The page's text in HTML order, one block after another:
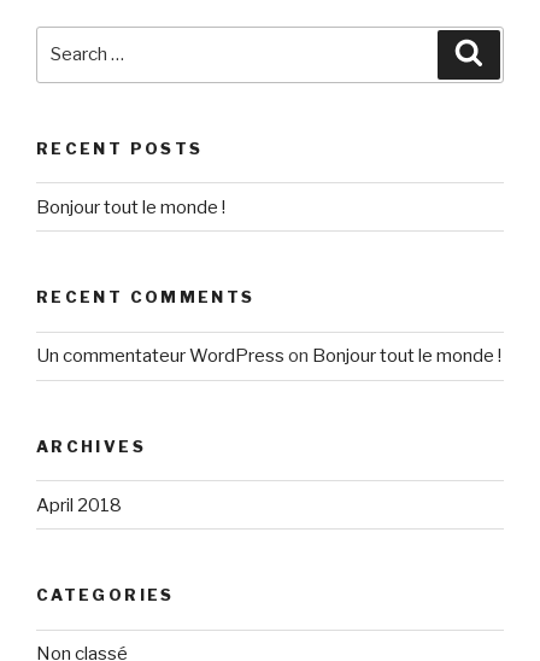
RECENT POSTS
Bonjour tout le monde !
RECENT COMMENTS
Un commentateur WordPress on Bonjour tout le monde !
ARCHIVES
April 2018
CATEGORIES
Non classé